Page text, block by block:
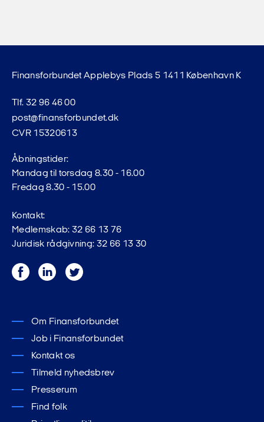
Finansforbundet Applebys Plads 5 1411 København K
Tlf. 32 96 46 00
post@finansforbundet.dk
CVR 15320613
Åbningstider:
Mandag til torsdag 8.30 - 16.00
Fredag 8.30 - 15.00
Kontakt:
Medlemskab: 32 66 13 76
Juridisk rådgivning: 32 66 13 30
FacebookLinkedInTwitter
Om Finansforbundet
Job i Finansforbundet
Kontakt os
Tilmeld nyhedsbrev
Presserum
Find folk